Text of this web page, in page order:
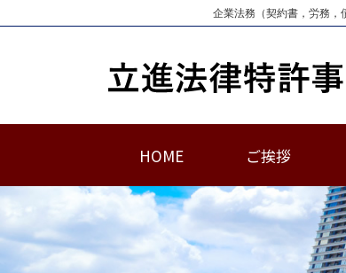
企業法務（契約書，労務，
HOME ご挨拶